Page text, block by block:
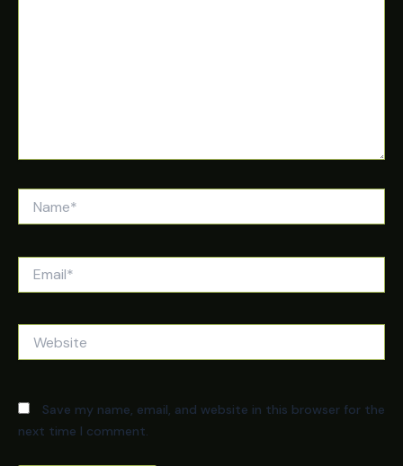
Save my name, email, and website in this browser for the
next time I comment.